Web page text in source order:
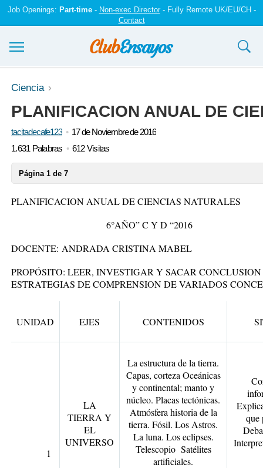
Job Openings: Part-time- Non-exec Director- Fully Remote UK/EU/CH -
Contact
Ensayos y trabajos
Registrarse
Iniciar sesión
Ciencia
PLANIFICACION ANUAL DE
tacitadecafe123
17 de Noviembre de 2016
1.631 Palabras
612 Visitas
Página 1 de 7
PLANIFICACION ANUAL DE CIENCIAS NATURALES
6°AÑO” C Y D “2016
DOCENTE: ANDRADA CRISTINA MABEL
PROPÓSITO: LEER, INVESTIGAR Y SACAR
ESTRATEGIAS DE COMPRENSION DE VARIADOS
UNIDAD EJES CONTENIDOS
1
LA
TIERRA Y
EL
UNIVERSO
La estructura de la tierra.
Capas, corteza Oceánicas
y continental; manto y
núcleo. Placas tectónicas.
Atmósfera historia de la
tierra. Fósil. Los Astros.
La luna. Los eclipses.
Telescopio Satélites
artificiales.
que